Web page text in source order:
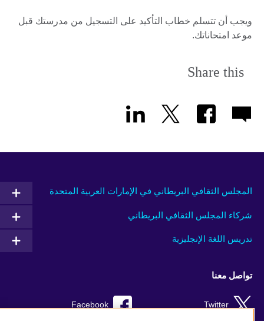
ويجب أن تتسلم خطاب التأكيد على التسجيل من مدرستك قبل
موعد امتحاناتك.
Share this
المجلس الثقافي البريطاني في الإمارات العربية المتحدة
شركاء المجلس الثقافي البريطاني
تدريس اللغة الإنجليزية
تواصل معنا
Facebook Twitter